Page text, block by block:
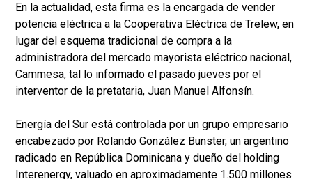
En la actualidad, esta firma es la encargada de vender
potencia eléctrica a la Cooperativa Eléctrica de Trelew, en
lugar del esquema tradicional de compra a la
administradora del mercado mayorista eléctrico nacional,
Cammesa, tal lo informado el pasado jueves por el
interventor de la pretataria, Juan Manuel Alfonsín.
Energía del Sur está controlada por un grupo empresario
encabezado por Rolando González Bunster, un argentino
radicado en República Dominicana y dueño del holding
Interenergy, valuado en aproximadamente 1.500 millones